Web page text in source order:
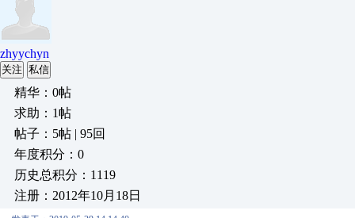
zhyychyn
关注 私信
精华：0帖
求助：1帖
帖子：5帖 | 95回
年度积分：0
历史总积分：1119
注册：2012年10月18日